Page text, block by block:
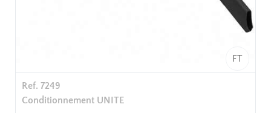
FT
Ref. 7249
Conditionnement UNITE